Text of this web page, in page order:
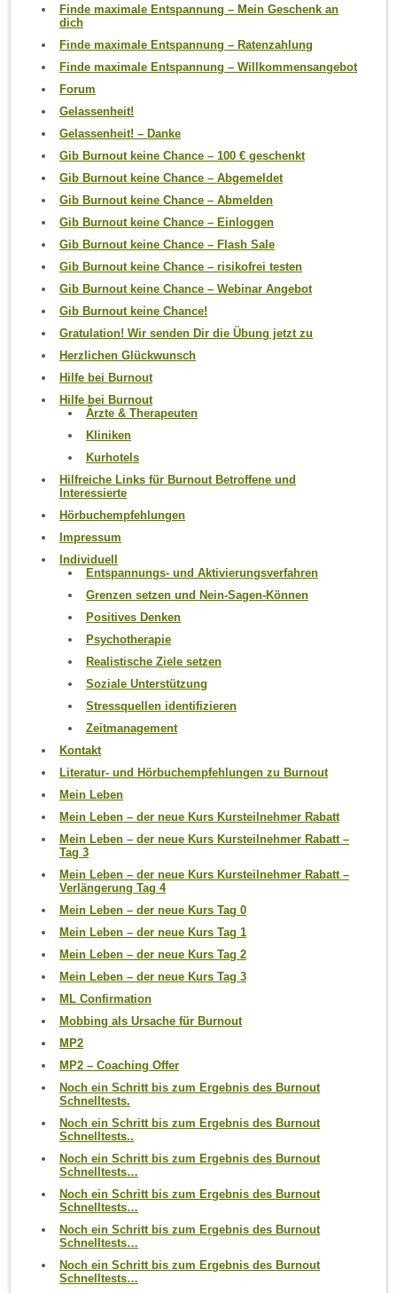
Finde maximale Entspannung – Mein Geschenk an
dich
Finde maximale Entspannung – Ratenzahlung
Finde maximale Entspannung – Willkommensangebot
Forum
Gelassenheit!
Gelassenheit! – Danke
Gib Burnout keine Chance – 100 € geschenkt
Gib Burnout keine Chance – Abgemeldet
Gib Burnout keine Chance – Abmelden
Gib Burnout keine Chance – Einloggen
Gib Burnout keine Chance – Flash Sale
Gib Burnout keine Chance – risikofrei testen
Gib Burnout keine Chance – Webinar Angebot
Gib Burnout keine Chance!
Gratulation! Wir senden Dir die Übung jetzt zu
Herzlichen Glückwunsch
Hilfe bei Burnout
Hilfe bei Burnout
Ärzte & Therapeuten
Kliniken
Kurhotels
Hilfreiche Links für Burnout Betroffene und
Interessierte
Hörbuchempfehlungen
Impressum
Individuell
Entspannungs- und Aktivierungsverfahren
Grenzen setzen und Nein-Sagen-Können
Positives Denken
Psychotherapie
Realistische Ziele setzen
Soziale Unterstützung
Stressquellen identifizieren
Zeitmanagement
Kontakt
Literatur- und Hörbuchempfehlungen zu Burnout
Mein Leben
Mein Leben – der neue Kurs Kursteilnehmer Rabatt
Mein Leben – der neue Kurs Kursteilnehmer Rabatt –
Tag 3
Mein Leben – der neue Kurs Kursteilnehmer Rabatt –
Verlängerung Tag 4
Mein Leben – der neue Kurs Tag 0
Mein Leben – der neue Kurs Tag 1
Mein Leben – der neue Kurs Tag 2
Mein Leben – der neue Kurs Tag 3
ML Confirmation
Mobbing als Ursache für Burnout
MP2
MP2 – Coaching Offer
Noch ein Schritt bis zum Ergebnis des Burnout
Schnelltests.
Noch ein Schritt bis zum Ergebnis des Burnout
Schnelltests..
Noch ein Schritt bis zum Ergebnis des Burnout
Schnelltests…
Noch ein Schritt bis zum Ergebnis des Burnout
Schnelltests…
Noch ein Schritt bis zum Ergebnis des Burnout
Schnelltests…
Noch ein Schritt bis zum Ergebnis des Burnout
Schnelltests…